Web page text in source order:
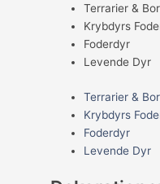
Terrarier &
Krybdyrs
Foderdyr
Levende Dyr
Terrarier &
Krybdyrs
Foderdyr
Levende Dyr